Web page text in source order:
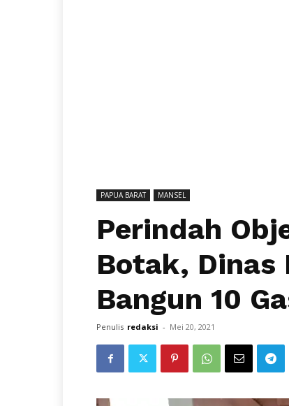
PAPUA BARAT MANSEL
Perindah
Botak, Dinas
Bangun 10
Penulis redaksi - Mei 20, 2021